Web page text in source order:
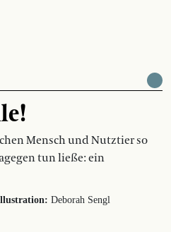
Mensch und Nutztier so
tun ließe: ein
Deborah Sengl